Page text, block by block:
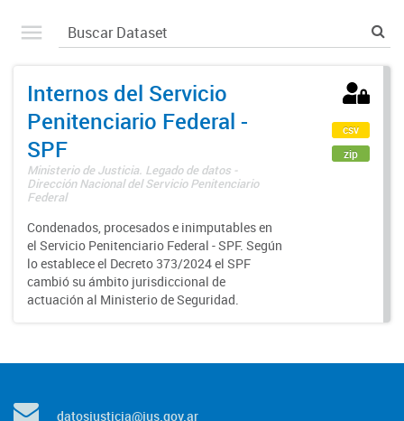
Internos del Servicio
Penitenciario Federal -
SPF
Ministerio de Justicia. Legado de datos -
Dirección Nacional del Servicio Penitenciario
Federal
Condenados, procesados e inimputables en
el Servicio Penitenciario Federal - SPF. Según
lo establece el Decreto 373/2024 el SPF
cambió su ámbito jurisdiccional de
actuación al Ministerio de Seguridad.
csv
zip
datosjusticia@jus.gov.ar